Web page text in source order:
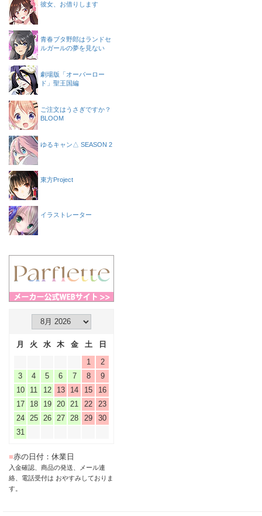
彼女、お借りします
青春ブタ野郎はランドセ
ルガールの夢を見ない
劇場版「オーバーロー
ド」聖王国編
ご注文はうさぎですか？
BLOOM
ゆるキャン△ SEASON 2
東方Project
イラストレーター
月 火 水 木 金 土
日
1
2
3
4 5 6 7 8
9
10
11 12 13 14 15
16
17
18 19 20 21 22
23
24
25 26 27 28 29
30
31
■赤の日付：休業日
入金確認、商品の発送、メール連
絡、電話受付は おやすみしておりま
す。